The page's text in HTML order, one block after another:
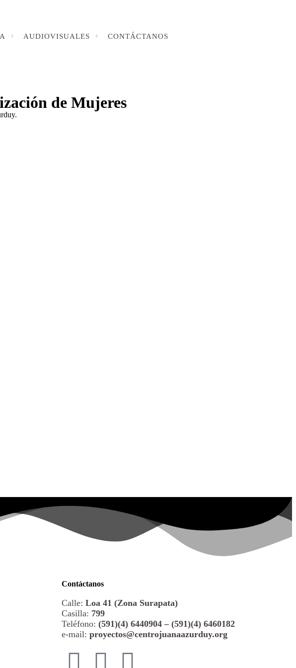
AUDIOVISUALES CONTÁCTANOS
de Mujeres
Contáctanos
Calle: Loa 41 (Zona Surapata)
Casilla: 799
Teléfono: (591)(4) 6440904 – (591)(4) 6460182
e-mail: proyectos@centrojuanaazurduy.org